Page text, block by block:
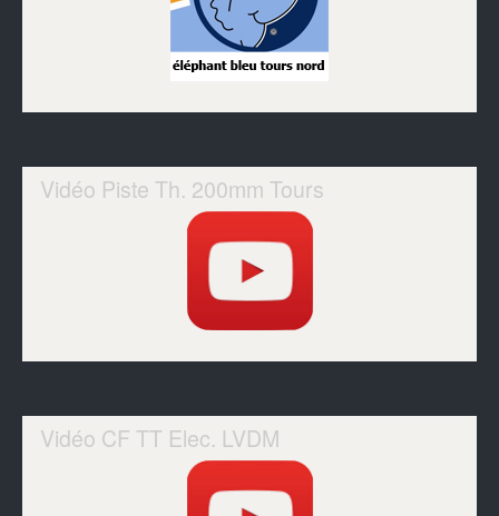
Vidéo Piste Th. 200mm Tours
Vidéo CF TT Elec. LVDM